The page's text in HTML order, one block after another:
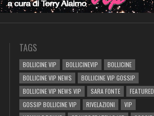
TAGS
BOLLICINE VIP BOLLICINEVIP
BOLLICINE
BOLLICINE VIP NEWS
BOLLICINE VIP GOSSIP
BOLLICINE VIP NEWS VIP
SARA FONTE
FEATURED
GOSSIP BOLLICINE VIP
RIVELAZIONI
VIP